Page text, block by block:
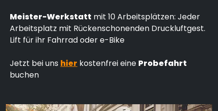
Meister-Werkstatt mit 10 Arbeitsplätzen: Jeder
Arbeitsplatz mit Rückenschonenden Druckluftgest.
Lift für ihr Fahrrad oder e-Bike
Jetzt bei uns hier kostenfrei eine Probefahrt
buchen